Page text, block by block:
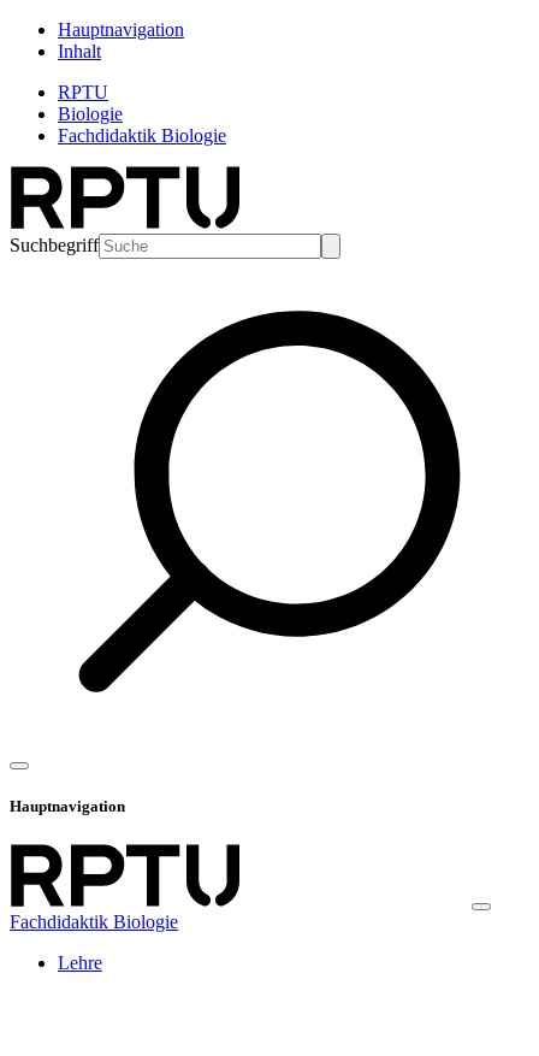
Hauptnavigation
Inhalt
RPTU
Biologie
Fachdidaktik Biologie
Suchbegriff
Hauptnavigation
Fachdidaktik Biologie
Lehre